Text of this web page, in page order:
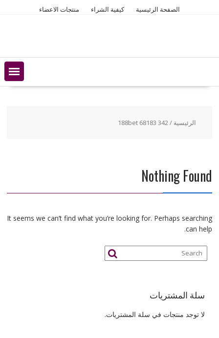
الصفحة الرئيسية كيفية الشراء منتجات الاعضاء
الرئيسية / 188bet 68183 342
Nothing Found
It seems we can’t find what you’re looking for. Perhaps searching
can help.
سلة المشتريات
لا توجد منتجات في سلة المشتريات.